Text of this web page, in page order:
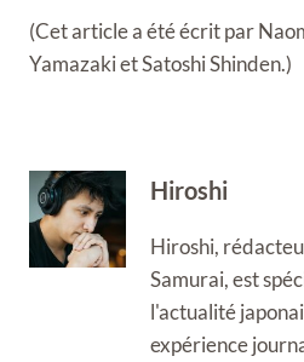
(Cet article a été écrit par
Yamazaki et Satoshi Shinden.)
Hiroshi
Hiroshi,
Samurai, est
l'actualité
expérience